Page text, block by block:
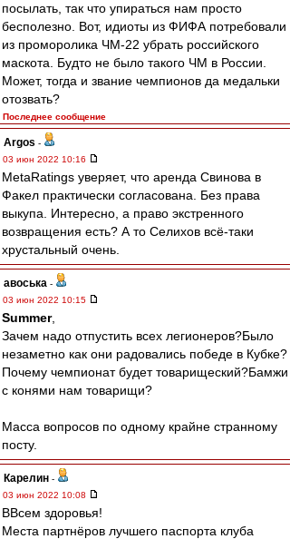
посылать, так что упираться нам просто
бесполезно. Вот, идиоты из ФИФА потребовали
из проморолика ЧМ-22 убрать российского
маскота. Будто не было такого ЧМ в России.
Может, тогда и звание чемпионов да медальки
отозвать?
Последнее сообщение
Argos -
03 июн 2022 10:16
MetaRatings уверяет, что аренда Свинова в
Факел практически согласована. Без права
выкупа. Интересно, а право экстренного
возвращения есть? А то Селихов всё-таки
хрустальный очень.
авоська -
03 июн 2022 10:15
Summer,
Зачем надо отпустить всех легионеров?Было
незаметно как они радовались победе в Кубке?
Почему чемпионат будет товарищеский?Бамжи
с конями нам товарищи?
Масса вопросов по одному крайне странному
посту.
Карелин -
03 июн 2022 10:08
ВВсем здоровья!
Места партнёров лучшего паспорта клуба